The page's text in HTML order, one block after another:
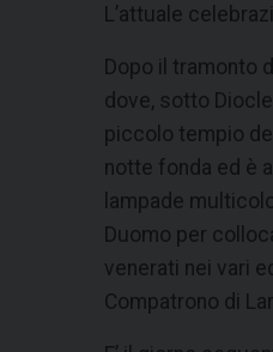
L’attuale
Dopo il tramonto
dove, sotto
piccolo tempio
notte fonda ed è
lampade
Duomo per
venerati nei vari
Compatrono di